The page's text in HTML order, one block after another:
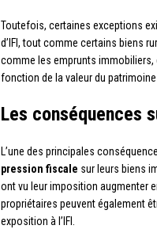
Toutefois, certaines exceptions
d’IFI, tout comme certains biens
comme les emprunts immobiliers,
fonction de la valeur du
Les conséquences
L’une des principales
pression fiscale sur leurs biens
ont vu leur imposition augmenter
propriétaires peuvent également
exposition à l’IFI.